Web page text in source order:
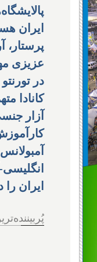
ایران
پرستار،
عزیزی
در تورنتو
کانادا
آزار
ایران